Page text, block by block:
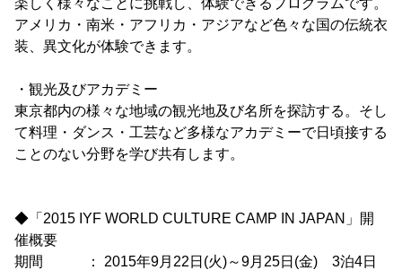
楽しく様々なことに挑戦し、体験できるプログラムです。
アメリカ・南米・アフリカ・アジアなど色々な国の伝統衣
装、異文化が体験できます。
・観光及びアカデミー
東京都内の様々な地域の観光地及び名所を探訪する。そし
て料理・ダンス・工芸など多様なアカデミーで日頃接する
ことのない分野を学び共有します。
◆「2015 IYF WORLD CULTURE CAMP IN JAPAN」開
催概要
期間 ： 2015年9月22日(火)～9月25日(金) 3泊4日